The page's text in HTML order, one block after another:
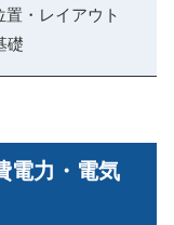
・レイアウト
礎
電力・電気